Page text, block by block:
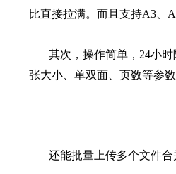
比直接拉满。而且支持A3、
其次，操作简单，24小
张大小、单双面、页数等参
还能批量上传多个文件合